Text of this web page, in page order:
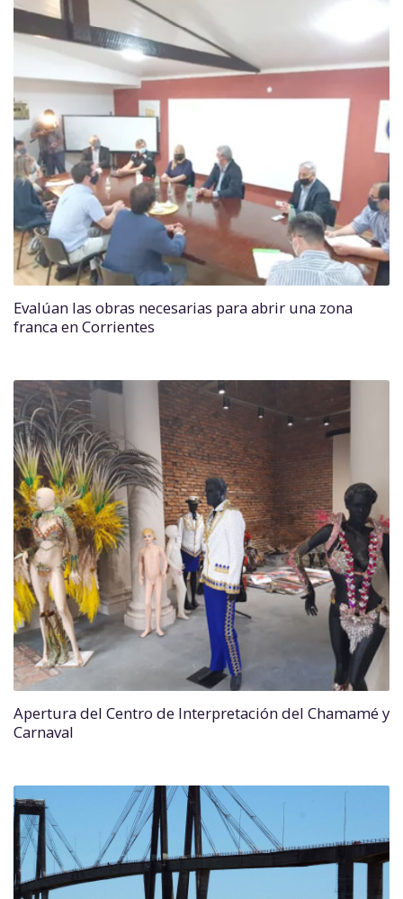
Evalúan las obras necesarias para abrir una zona
franca en Corrientes
Apertura del Centro de Interpretación del Chamamé y
Carnaval